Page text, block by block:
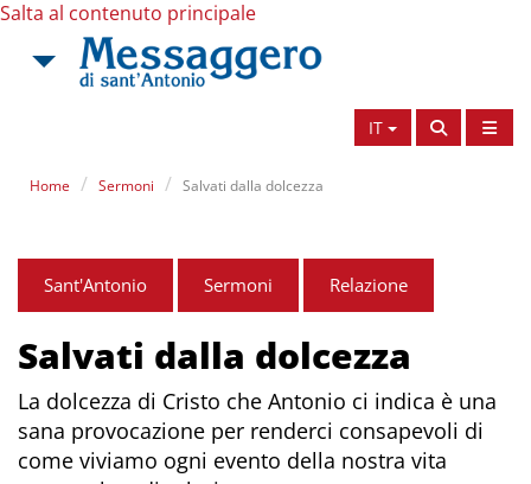
Salta al contenuto principale
IT
Home Sermoni Salvati dalla dolcezza
Sant'Antonio Sermoni Relazione
Salvati dalla dolcezza
La dolcezza di Cristo che Antonio ci indica è una
sana provocazione per renderci consapevoli di
come viviamo ogni evento della nostra vita